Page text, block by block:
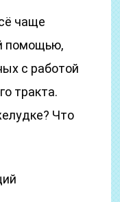
чаще
помощью,
с работой
тракта.
Что